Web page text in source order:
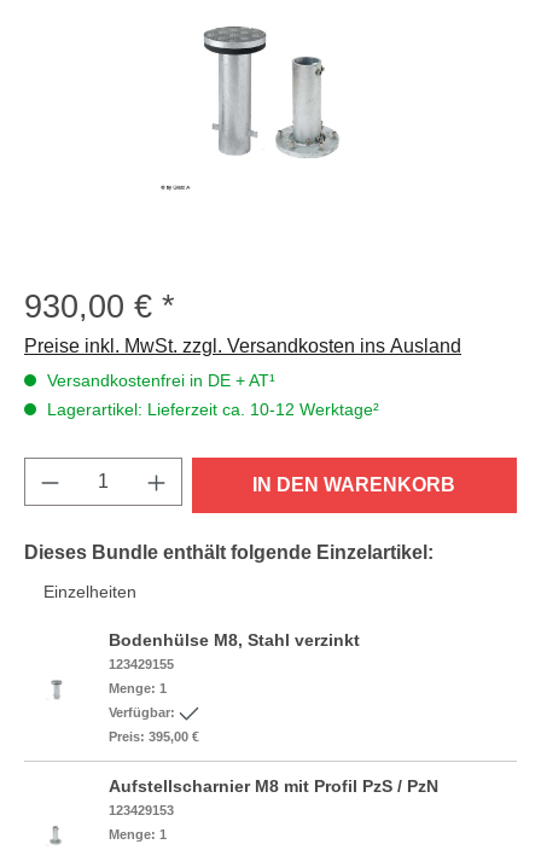
Regulärer Preis:
930,00 €
Preise inkl. MwSt. zzgl. Versandkosten ins Ausland
Versandkostenfrei in DE + AT¹
Lagerartikel: Lieferzeit ca. 10-12 Werktage²
Produkt Anzahl: Gib den gewünschten
IN DEN WARENKORB
Dieses Bundle enthält folgende Einzelartikel:
Einzelheiten
Bodenhülse M8, Stahl verzinkt
123429155
Menge: 1
Verfügbar:
Preis: 395,00 €
Aufstellscharnier M8 mit Profil PzS / PzN
123429153
Menge: 1